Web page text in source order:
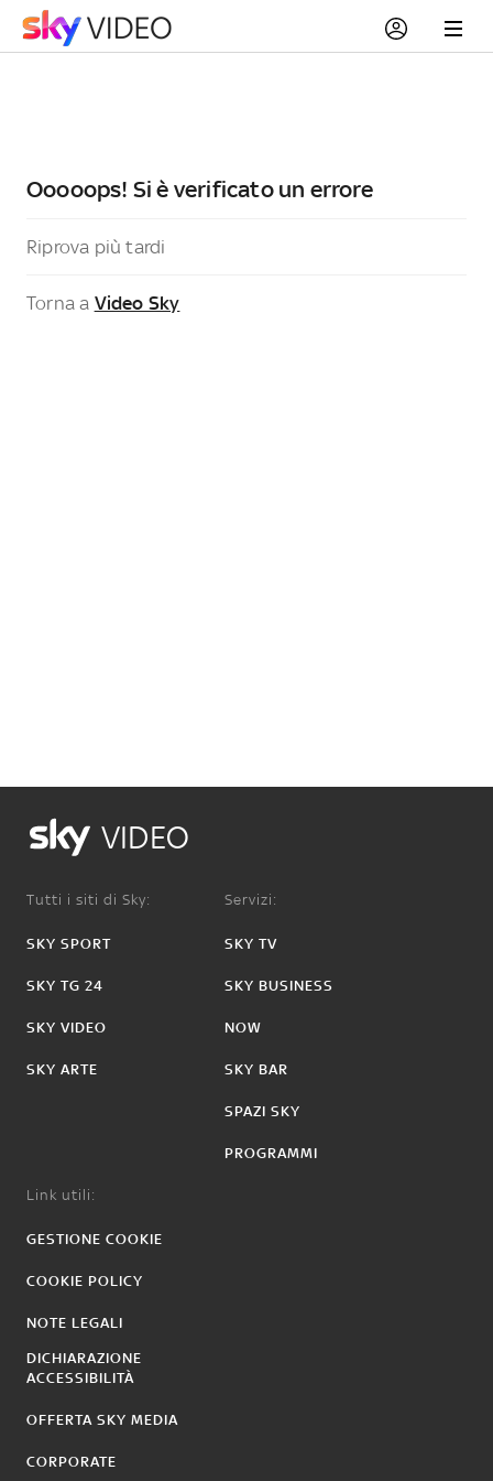
Ooooops! Si è verificato un errore
Riprova più tardi
Torna a Video Sky
VIDEO
Tutti i siti di Sky:
SKY SPORT
SKY TG 24
SKY VIDEO
SKY ARTE
Servizi:
SKY TV
SKY BUSINESS
NOW
SKY BAR
SPAZI SKY
PROGRAMMI
Link utili:
GESTIONE COOKIE
COOKIE POLICY
NOTE LEGALI
DICHIARAZIONE
ACCESSIBILITÀ
OFFERTA SKY MEDIA
CORPORATE